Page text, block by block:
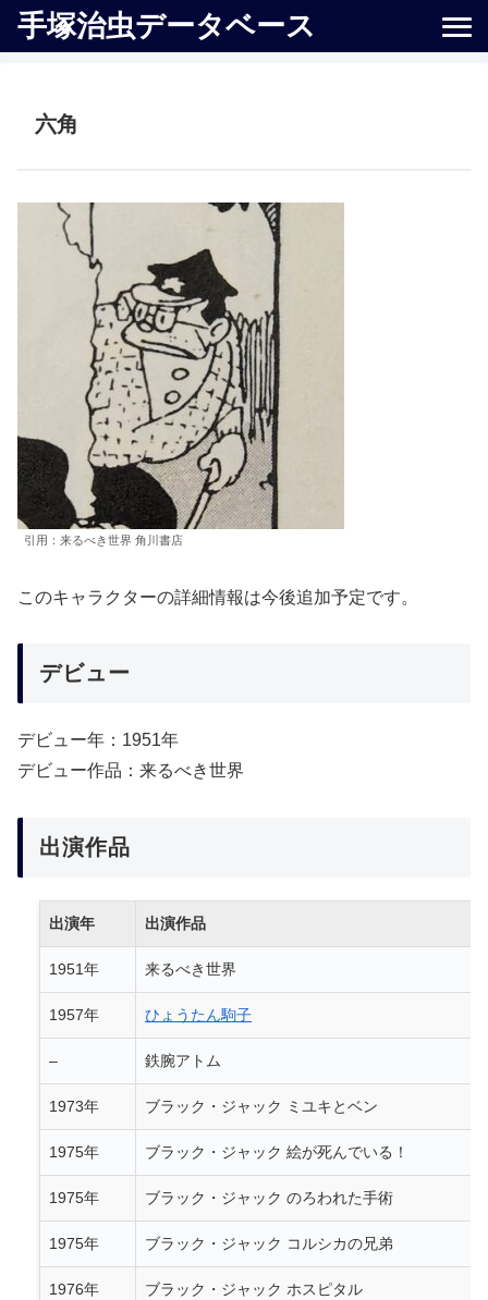
手塚治虫データベース
六角
引用：来るべき世界 角川書店
このキャラクターの詳細情報は今後追加予定です。
デビュー
デビュー年：1951年
デビュー作品：来るべき世界
出演作品
出演年 出演作品
1951年 来るべき世界
1957年 ひょうたん駒子
– 鉄腕アトム
1973年 ブラック・ジャック ミユキとベン
1975年 ブラック・ジャック 絵が死んでいる！
1975年 ブラック・ジャック のろわれた手術
1975年 ブラック・ジャック コルシカの兄弟
1976年 ブラック・ジャック ホスピタル